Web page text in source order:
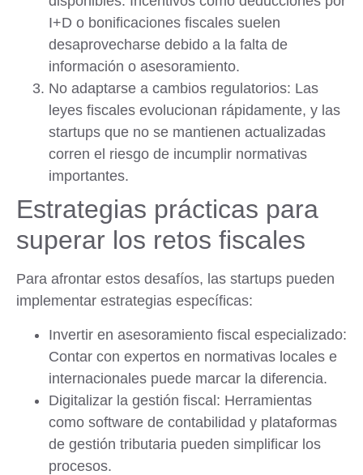
I+D o bonificaciones fiscales suelen
desaprovecharse debido a la falta de
información o asesoramiento.
No adaptarse a cambios regulatorios: Las
leyes fiscales evolucionan rápidamente, y las
startups que no se mantienen actualizadas
corren el riesgo de incumplir normativas
importantes.
Estrategias prácticas para
superar los retos fiscales
Para afrontar estos desafíos, las startups pueden
implementar estrategias específicas:
Invertir en asesoramiento fiscal especializado:
Contar con expertos en normativas locales e
internacionales puede marcar la diferencia.
Digitalizar la gestión fiscal: Herramientas
como software de contabilidad y plataformas
de gestión tributaria pueden simplificar los
procesos.